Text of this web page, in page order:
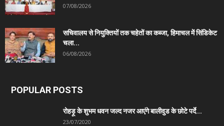
07/08/2026
सचिवालय से नियुक्तियों तक चहेतों का कब्जा, हिमाचल में सिंडिकेट
चला...
06/08/2026
POPULAR POSTS
रोहड़ू के शुभम धवन जल्द नजर आएंगे बालीवुड के छोटे पर्दे...
23/07/2020